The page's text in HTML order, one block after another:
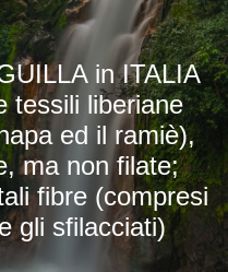
in ITALIA
tessili liberiane
ed il ramiè),
ma non filate;
fibre (compresi
gli sfilacciati)